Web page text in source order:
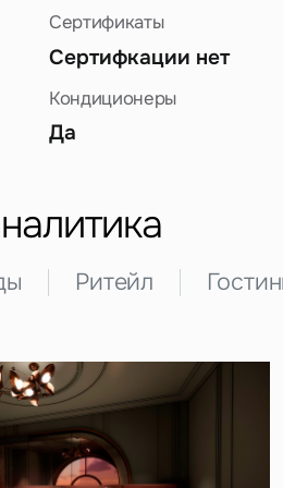
Сертификаты
Сертифкации нет
Кондиционеры
Да
Ритейл